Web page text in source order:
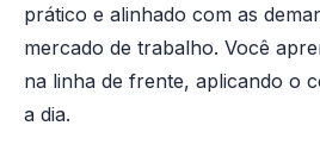
prático e alinhado com as
mercado de trabalho. Você
na linha de frente, aplicando o
a dia.